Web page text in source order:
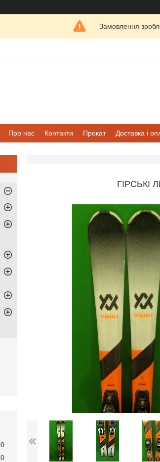
Замовлення
Про нас Контакти Прокат Доставка і
ГІРСЬКІ